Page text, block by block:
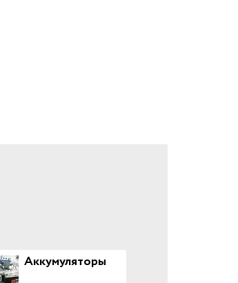
Аккумуляторы